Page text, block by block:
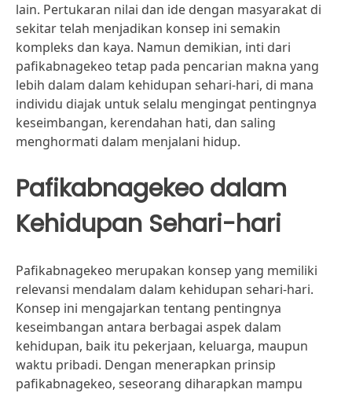
lain. Pertukaran nilai dan ide dengan masyarakat di
sekitar telah menjadikan konsep ini semakin
kompleks dan kaya. Namun demikian, inti dari
pafikabnagekeo tetap pada pencarian makna yang
lebih dalam dalam kehidupan sehari-hari, di mana
individu diajak untuk selalu mengingat pentingnya
keseimbangan, kerendahan hati, dan saling
menghormati dalam menjalani hidup.
Pafikabnagekeo dalam
Kehidupan Sehari-hari
Pafikabnagekeo merupakan konsep yang memiliki
relevansi mendalam dalam kehidupan sehari-hari.
Konsep ini mengajarkan tentang pentingnya
keseimbangan antara berbagai aspek dalam
kehidupan, baik itu pekerjaan, keluarga, maupun
waktu pribadi. Dengan menerapkan prinsip
pafikabnagekeo, seseorang diharapkan mampu